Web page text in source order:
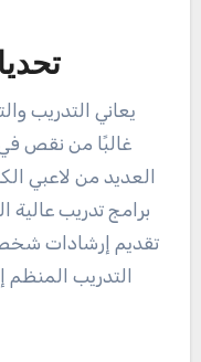
يعاني التدريب
غالبًا من نقص
العديد من لاعبي
برامج تدريب عالية
تقديم إرشادات
التدريب المنظم